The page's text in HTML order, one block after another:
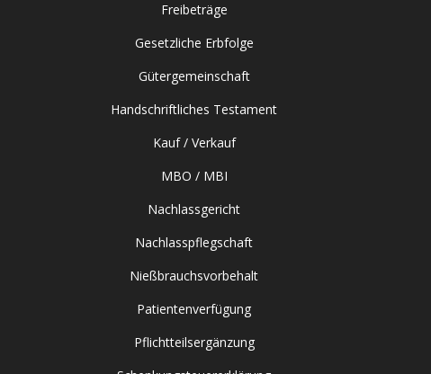
Freibeträge
Gesetzliche Erbfolge
Gütergemeinschaft
Handschriftliches Testament
Kauf / Verkauf
MBO / MBI
Nachlassgericht
Nachlasspflegschaft
Nießbrauchsvorbehalt
Patientenverfügung
Pflichtteilsergänzung